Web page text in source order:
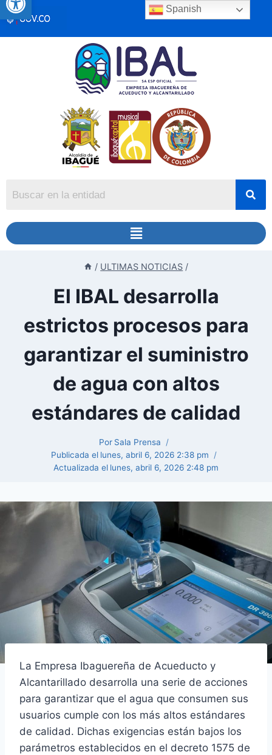
/ ULTIMAS NOTICIAS /
El IBAL desarrolla
estrictos procesos para
garantizar el suministro
de agua con altos
estándares de calidad
Por Sala Prensa
Publicada el lunes, abril 6, 2026 2:38 pm
Actualizada el lunes, abril 6, 2026 2:48 pm
La Empresa Ibaguereña de Acueducto y
Alcantarillado desarrolla una serie de acciones
para garantizar que el agua que consumen sus
usuarios cumple con los más altos estándares
de calidad. Dichas exigencias están bajos los
parámetros establecidos en el decreto 1575 de
Spanish